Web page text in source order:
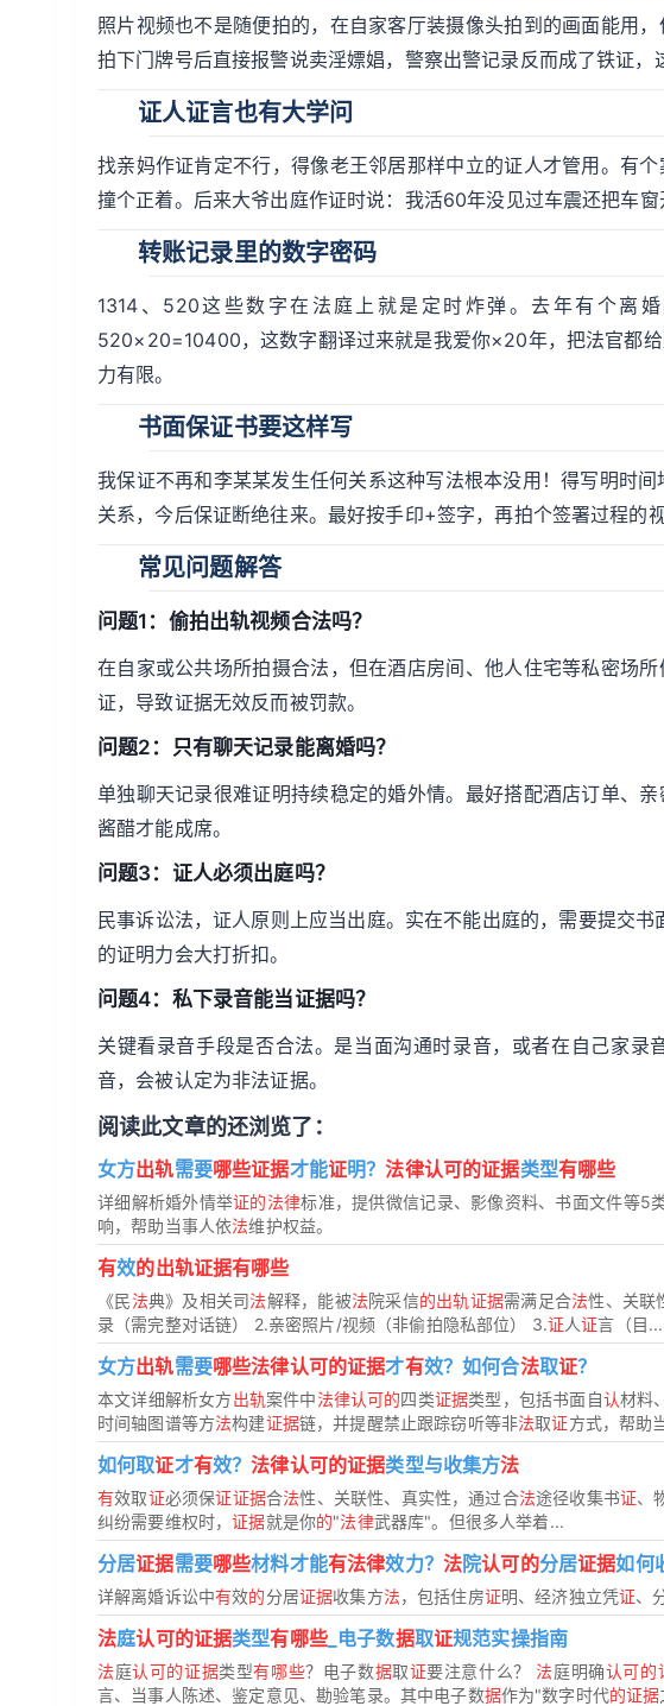
照片视频也不是随便拍的，在自家客厅装摄像头拍到的画面能用
拍下门牌号后直接报警说卖淫嫖娼，警察出警记录反而成了铁证，
证人证言也有大学问
找亲妈作证肯定不行，得像老王邻居那样中立的证人才管用。有
撞个正着。后来大爷出庭作证时说：我活60年没见过车震还把车
转账记录里的数字密码
1314、520这些数字在法庭上就是定时炸弹。去年有个离
520×20=10400，这数字翻译过来就是我爱你×20年，把法官都
力有限。
书面保证书要这样写
我保证不再和李某某发生任何关系这种写法根本没用！得写明时
关系，今后保证断绝往来。最好按手印+签字，再拍个签署过程的
常见问题解答
问题1：偷拍出轨视频合法吗？
在自家或公共场所拍摄合法，但在酒店房间、他人住宅等私密场
证，导致证据无效反而被罚款。
问题2：只有聊天记录能离婚吗？
单独聊天记录很难证明持续稳定的婚外情。最好搭配酒店订单、
酱醋才能成席。
问题3：证人必须出庭吗？
民事诉讼法，证人原则上应当出庭。实在不能出庭的，需要提交
的证明力会大打折扣。
问题4：私下录音能当证据吗？
关键看录音手段是否合法。是当面沟通时录音，或者在自己家
音，会被认定为非法证据。
阅读此文章的还浏览了：
女方出轨需要哪些证据才能证明？法律认可的证据类型有哪些
详细解析婚外情举证的法律标准，提供微信记录、影像资料、书面文件等5
响，帮助当事人依法维护权益。
有效的出轨证据有哪些
《民法典》及相关司法解释，能被法院采信的出轨证据需满足合法性、关联
录（需完整对话链） 2.亲密照片/视频（非偷拍隐私部位） 3.证人证言（目...
女方出轨需要哪些法律认可的证据才有效？如何合法取证？
本文详细解析女方出轨案件中法律认可的四类证据类型，包括书面自认材料
时间轴图谱等方法构建证据链，并提醒禁止跟踪窃听等非法取证方式，帮助
如何取证才有效？法律认可的证据类型与收集方法
有效取证必须保证证据合法性、关联性、真实性，通过合法途径收集书证、
纠纷需要维权时，证据就是你的"法律武器库"。但很多人举着...
分居证据需要哪些材料才能有法律效力？ 法院认可的分居证据如何
详解离婚诉讼中有效的分居证据收集方法，包括住房证明、经济独立凭证、
法庭认可的证据类型有哪些_电子数据取证规范实操指南
法庭认可的证据类型有哪些？电子数据取证要注意什么？ 法庭明确认可的
言、当事人陈述、鉴定意见、勘验笔录。其中电子数据作为"数字时代的证据